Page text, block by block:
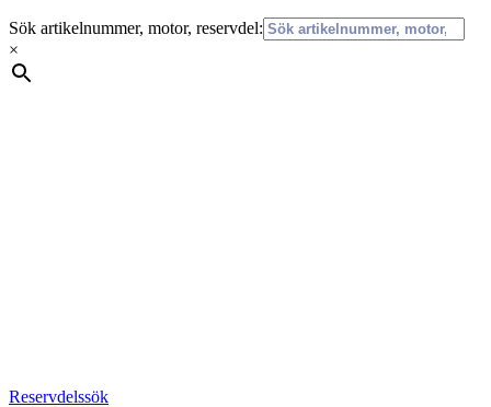
Sök artikelnummer, motor, reservdel:
×
Reservdelssök